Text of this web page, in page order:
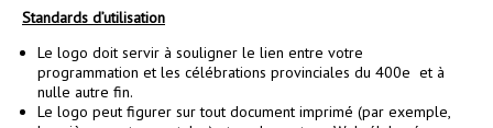
Standards d’utilisation
Le logo doit servir à souligner le lien entre votre
programmation et les célébrations provinciales du 400e et à
nulle autre fin.
Le logo peut figurer sur tout document imprimé (par exemple,